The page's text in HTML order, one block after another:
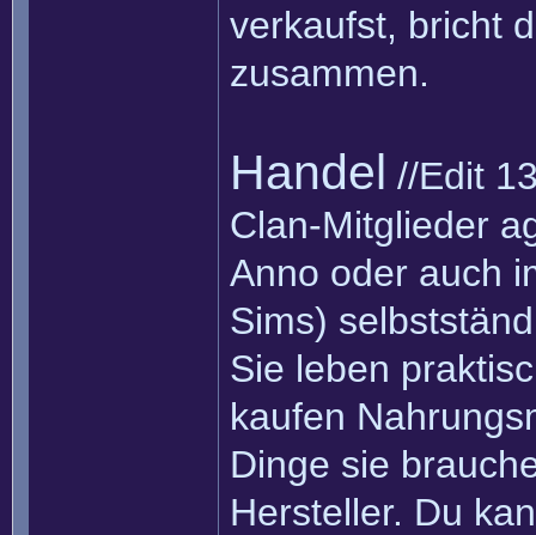
verkaufst, bricht
zusammen.
Handel //Edit
Clan-Mitglieder
Anno oder auch
Sims)
Sie leben
kaufen
Dinge sie
Hersteller. Du